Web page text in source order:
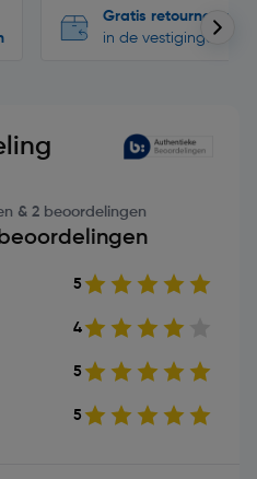
Gratis retourneren
in de vestigingen
& 2 beoordelingen
5
4
5
5